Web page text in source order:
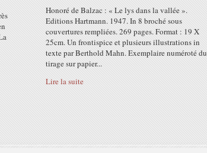
Honoré de Balzac : « Le lys dans la vallée ».
Editions Hartmann. 1947. In 8 broché sous
couvertures rempliées. 269 pages. Format : 19 X
25cm. Un frontispice et plusieurs illustrations in
texte par Berthold Mahn. Exemplaire numéroté du
tirage sur papier...
Lire la suite